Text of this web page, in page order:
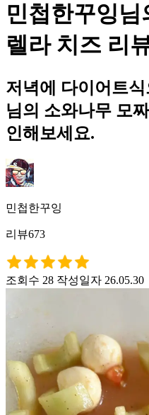
민첩한꾸잉
렐라 치즈 리
저녁에 다이어트
님의 소와나무 모
인해보세요.
민첩한꾸잉
리뷰673
조회수 28 작성일자 26.05.30